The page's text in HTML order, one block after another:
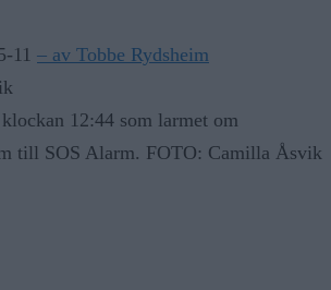
11 – av Tobbe Rydsheim
12:44 som larmet om
till SOS Alarm. FOTO: Camilla Åsvik